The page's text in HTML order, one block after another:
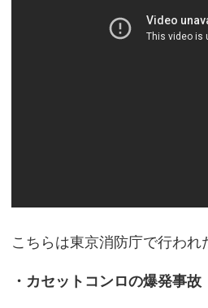
こちらは東京消防庁で行われ
・カセットコンロの爆発事故